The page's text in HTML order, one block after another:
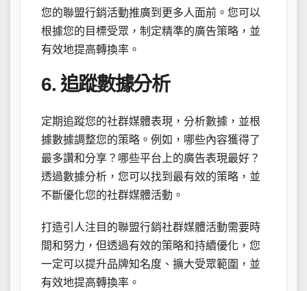
您的聯盟行銷活動推廣到更多人面前。您可以
根據您的目標受眾，制定精準的廣告策略，並
有效地提高轉換率。
6. 追蹤數據分析
定期追蹤您的社群媒體表現，分析數據，並根
據數據調整您的策略。例如，哪些內容獲得了
最多讚和分享？哪些平台上的廣告表現最好？
透過數據分析，您可以找到最有效的策略，並
不斷優化您的社群媒體活動。
打造引人注目的聯盟行銷社群媒體活動需要時
間和努力，但透過有效的策略和持續優化，您
一定可以提升品牌知名度、擴大受眾範圍，並
有效地提高轉換率。